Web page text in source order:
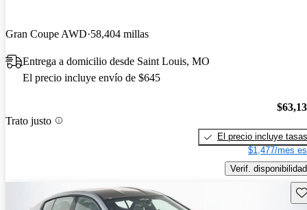
Gran Coupe AWD 58,404 millas
Entrega a domicilio desde Saint Louis, MO
El precio incluye envío de $645
Trato justo
El precio incluye tasas
$1,477/mes
Verif. disponibilidad